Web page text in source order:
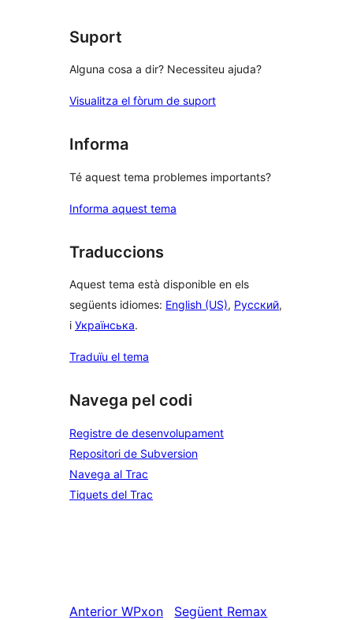
Suport
Alguna cosa a dir? Necessiteu ajuda?
Visualitza el fòrum de suport
Informa
Té aquest tema problemes importants?
Informa aquest tema
Traduccions
Aquest tema està disponible en els
següents idiomes: English (US), Русский,
i Українська.
Traduïu el tema
Navega pel codi
Registre de desenvolupament
Repositori de Subversion
Navega al Trac
Tiquets del Trac
Anterior WPxon
Següent Remax